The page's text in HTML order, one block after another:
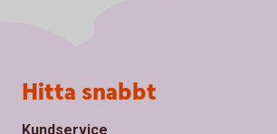
Sidfot
Hitta snabbt
Kundservice